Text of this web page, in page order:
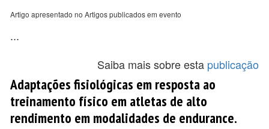
Artigo apresentado no Artigos publicados em evento
...
Saiba mais sobre esta publicação
Adaptações fisiológicas em resposta ao
treinamento físico em atletas de alto
rendimento em modalidades de endurance.